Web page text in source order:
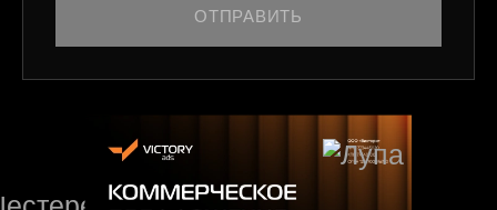
ОТПРАВИТЬ